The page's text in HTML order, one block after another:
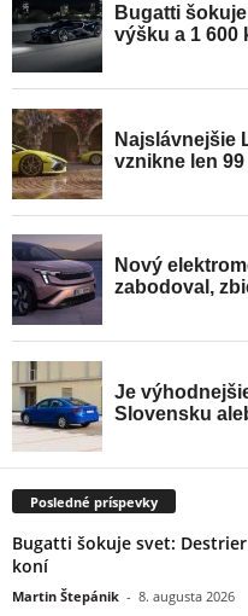
Posledné príspevky
Bugatti šokuje svet:
koní
Martin Štepánik - 8. augusta 2026